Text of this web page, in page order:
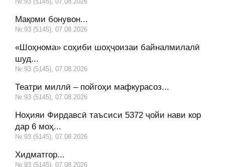
Мақоми бонувон...
№:93 (5145), 07.08.2026
«Шоҳнома» соҳиби шоҳҷоизаи байналмилалӣ
шуд...
№:93 (5145), 07.08.2026
Театри миллӣ – пойгоҳи мафкурасоз...
№:93 (5145), 07.08.2026
Ноҳияи Фирдавсӣ таъсиси 5372 ҷойи нави кор
дар 6 моҳ...
№:93 (5145), 07.08.2026
Хидматгор...
№:93 (5145), 07.08.2026